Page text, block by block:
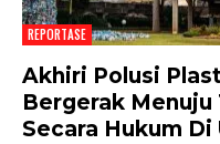
REPORTASE
Akhiri Polusi
Bergerak
Secara Hukum Di